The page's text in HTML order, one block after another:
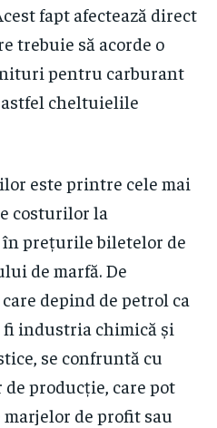
fapt afectează direct
trebuie să acorde o
pentru carburant
cheltuielile
este printre cele mai
costurilor la
prețurile biletelor de
de marfă. De
depind de petrol ca
industria chimică și
se confruntă cu
producție, care pot
marjelor de profit sau